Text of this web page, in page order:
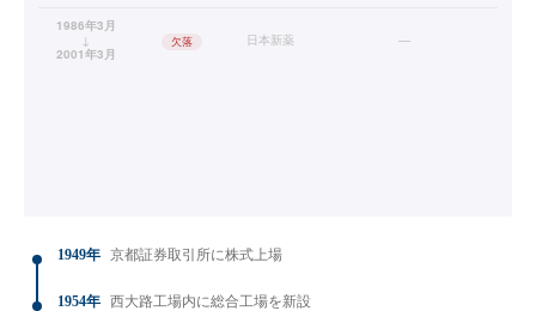
1986年3月
↓
2001年3月
欠落 日本新薬 —
1949年 京都証券取引所に株式上場
1954年 西大路工場内に総合工場を新設